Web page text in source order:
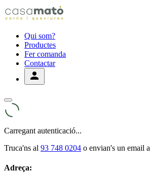
Qui som?
Productes
Fer comanda
Contactar
Carregant autenticació...
Truca'ns al 93 748 0204 o envian's un email a
Adreça: